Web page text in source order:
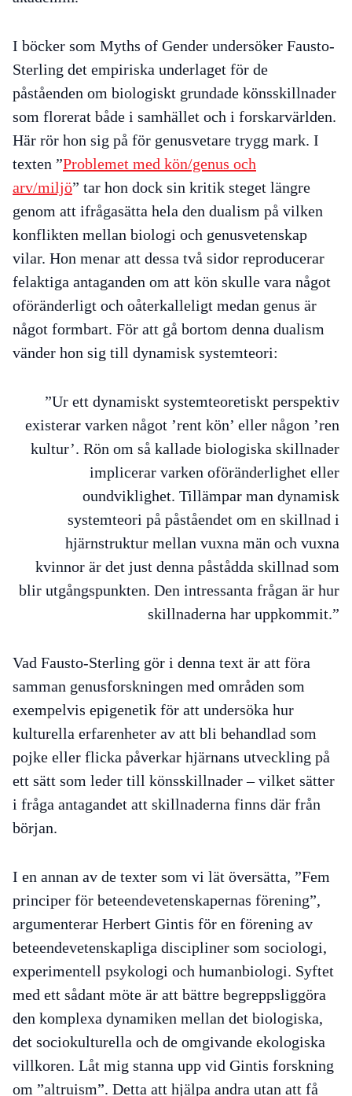
I böcker som Myths of Gender undersöker Fausto-
Sterling det empiriska underlaget för de
påståenden om biologiskt grundade könsskillnader
som florerat både i samhället och i forskarvärlden.
Här rör hon sig på för genusvetare trygg mark. I
texten ”Problemet med kön/genus och
arv/miljö” tar hon dock sin kritik steget längre
genom att ifrågasätta hela den dualism på vilken
konflikten mellan biologi och genusvetenskap
vilar. Hon menar att dessa två sidor reproducerar
felaktiga antaganden om att kön skulle vara något
oföränderligt och oåterkalleligt medan genus är
något formbart. För att gå bortom denna dualism
vänder hon sig till dynamisk systemteori:
”Ur ett dynamiskt systemteoretiskt perspektiv
existerar varken något ’rent kön’ eller någon ’ren
kultur’. Rön om så kallade biologiska skillnader
implicerar varken oföränderlighet eller
oundviklighet. Tillämpar man dynamisk
systemteori på påståendet om en skillnad i
hjärnstruktur mellan vuxna män och vuxna
kvinnor är det just denna påstådda skillnad som
blir utgångspunkten. Den intressanta frågan är hur
skillnaderna har uppkommit.”
Vad Fausto-Sterling gör i denna text är att föra
samman genusforskningen med områden som
exempelvis epigenetik för att undersöka hur
kulturella erfarenheter av att bli behandlad som
pojke eller flicka påverkar hjärnans utveckling på
ett sätt som leder till könsskillnader – vilket sätter
i fråga antagandet att skillnaderna finns där från
början.
I en annan av de texter som vi lät översätta, ”Fem
principer för beteendevetenskapernas förening”,
argumenterar Herbert Gintis för en förening av
beteendevetenskapliga discipliner som sociologi,
experimentell psykologi och humanbiologi. Syftet
med ett sådant möte är att bättre begreppsliggöra
den komplexa dynamiken mellan det biologiska,
det sociokulturella och de omgivande ekologiska
villkoren. Låt mig stanna upp vid Gintis forskning
om ”altruism”. Detta att hjälpa andra utan att få